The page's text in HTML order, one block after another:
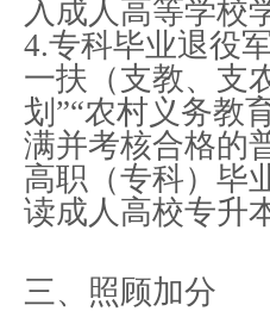
入成人高等学校
4.专科毕业退役
一扶（支教、支
划”“农村义务教
满并考核合格的
高职（专科）毕
读成人高校专升
三、照顾加分